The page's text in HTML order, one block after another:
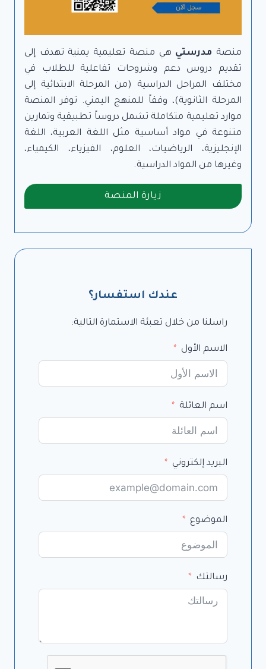
منصة مدرستي هي منصة تعليمية يمنية تهدف إلى
تقديم دروس دعم وشروحات تفاعلية للطلاب في
مختلف المراحل الدراسية (من المرحلة الابتدائية إلى
المرحلة الثانوية)، وفقاً للمنهج اليمني. توفر المنصة
موارد تعليمية متكاملة تشمل دروساً تطبيقية وتمارين
متنوعة في مواد أساسية مثل اللغة العربية، اللغة
الإنجليزية، الرياضيات، العلوم، الفيزياء، الكيمياء،
وغيرها من المواد الدراسية.
زيارة المنصة
عندك استفسار؟
راسلنا من خلال تعبئة الاستمارة التالية:
الاسم الأول
اسم العائلة
البريد إلكتروني
الموضوع
رسالتك